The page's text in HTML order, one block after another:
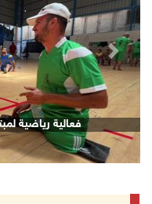
الشجاعية بغزة
Next